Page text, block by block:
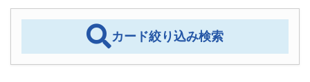
2022/4/1 クレジットカード
国民年金支払いはクレジットカードにすべし！
ポイントがお得なおすすめクレカ